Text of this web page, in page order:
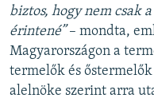
biztos, hogy nem csak
érintené”– mondta,
Magyarországon a
termelők és
alelnöke szerint arra